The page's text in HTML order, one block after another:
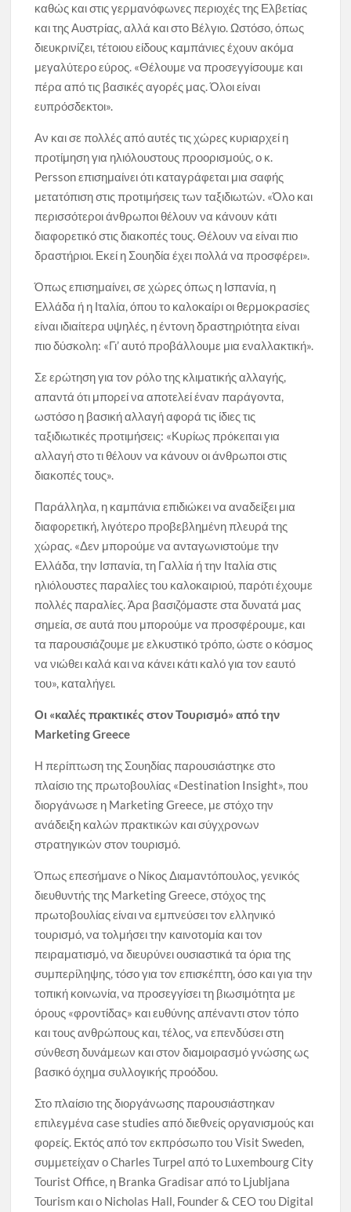
καθώς και στις γερμανόφωνες περιοχές της Ελβετίας
και της Αυστρίας, αλλά και στο Βέλγιο. Ωστόσο, όπως
διευκρινίζει, τέτοιου είδους καμπάνιες έχουν ακόμα
μεγαλύτερο εύρος. «Θέλουμε να προσεγγίσουμε και
πέρα από τις βασικές αγορές μας. Όλοι είναι
ευπρόσδεκτοι».
Αν και σε πολλές από αυτές τις χώρες κυριαρχεί η
προτίμηση για ηλιόλουστους προορισμούς, ο κ.
Persson επισημαίνει ότι καταγράφεται μια σαφής
μετατόπιση στις προτιμήσεις των ταξιδιωτών. «Όλο και
περισσότεροι άνθρωποι θέλουν να κάνουν κάτι
διαφορετικό στις διακοπές τους. Θέλουν να είναι πιο
δραστήριοι. Εκεί η Σουηδία έχει πολλά να προσφέρει».
Όπως επισημαίνει, σε χώρες όπως η Ισπανία, η
Ελλάδα ή η Ιταλία, όπου το καλοκαίρι οι θερμοκρασίες
είναι ιδιαίτερα υψηλές, η έντονη δραστηριότητα είναι
πιο δύσκολη: «Γι’ αυτό προβάλλουμε μια εναλλακτική».
Σε ερώτηση για τον ρόλο της κλιματικής αλλαγής,
απαντά ότι μπορεί να αποτελεί έναν παράγοντα,
ωστόσο η βασική αλλαγή αφορά τις ίδιες τις
ταξιδιωτικές προτιμήσεις: «Κυρίως πρόκειται για
αλλαγή στο τι θέλουν να κάνουν οι άνθρωποι στις
διακοπές τους».
Παράλληλα, η καμπάνια επιδιώκει να αναδείξει μια
διαφορετική, λιγότερο προβεβλημένη πλευρά της
χώρας. «Δεν μπορούμε να ανταγωνιστούμε την
Ελλάδα, την Ισπανία, τη Γαλλία ή την Ιταλία στις
ηλιόλουστες παραλίες του καλοκαιριού, παρότι έχουμε
πολλές παραλίες. Άρα βασιζόμαστε στα δυνατά μας
σημεία, σε αυτά που μπορούμε να προσφέρουμε, και
τα παρουσιάζουμε με ελκυστικό τρόπο, ώστε ο κόσμος
να νιώθει καλά και να κάνει κάτι καλό για τον εαυτό
του», καταλήγει.
Οι «καλές πρακτικές στον Τουρισμό» από την
Marketing Greece
Η περίπτωση της Σουηδίας παρουσιάστηκε στο
πλαίσιο της πρωτοβουλίας «Destination Insight», που
διοργάνωσε η Marketing Greece, με στόχο την
ανάδειξη καλών πρακτικών και σύγχρονων
στρατηγικών στον τουρισμό.
Όπως επεσήμανε ο Νίκος Διαμαντόπουλος, γενικός
διευθυντής της Marketing Greece, στόχος της
πρωτοβουλίας είναι να εμπνεύσει τον ελληνικό
τουρισμό, να τολμήσει την καινοτομία και τον
πειραματισμό, να διευρύνει ουσιαστικά τα όρια της
συμπερίληψης, τόσο για τον επισκέπτη, όσο και για την
τοπική κοινωνία, να προσεγγίσει τη βιωσιμότητα με
όρους «φροντίδας» και ευθύνης απέναντι στον τόπο
και τους ανθρώπους και, τέλος, να επενδύσει στη
σύνθεση δυνάμεων και στον διαμοιρασμό γνώσης ως
βασικό όχημα συλλογικής προόδου.
Στο πλαίσιο της διοργάνωσης παρουσιάστηκαν
επιλεγμένα case studies από διεθνείς οργανισμούς και
φορείς. Εκτός από τον εκπρόσωπο του Visit Sweden,
συμμετείχαν ο Charles Turpel από το Luxembourg City
Tourist Office, η Branka Gradisar από το Ljubljana
Tourism και ο Nicholas Hall, Founder & CEO του Digital